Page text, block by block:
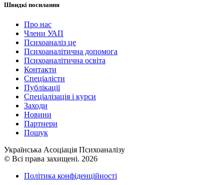
Швидкі посилання
Про нас
Члени УАП
Психоаналіз це
Психоаналітична допомога
Психоаналітична освіта
Контакти
Спеціалісти
Публікації
Cпеціалізація і курси
Заходи
Новини
Партнери
Пошук
Українська Асоціація Психоаналізу
© Всі права захищені. 2026
Політика конфіденційності